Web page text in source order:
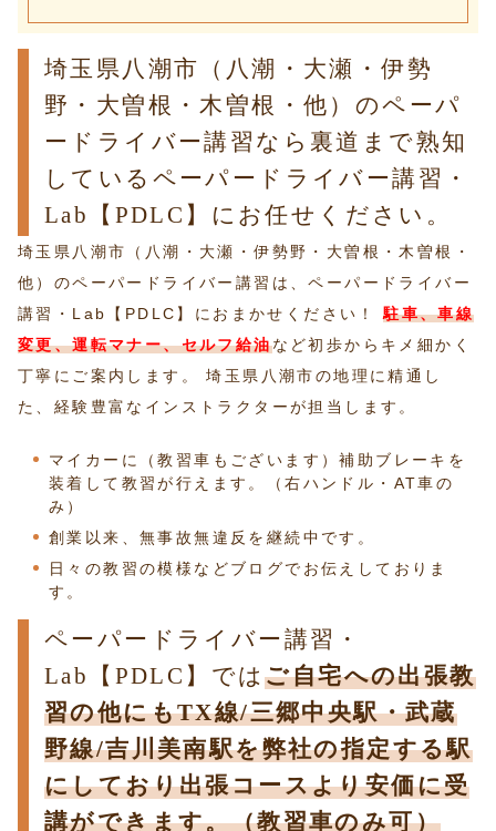
埼玉県八潮市（八潮・大瀬・伊勢
野・大曽根・木曽根・他）のペーパ
ードライバー講習なら裏道まで熟知
しているペーパードライバー講習・
Lab【PDLC】にお任せください。
埼玉県八潮市（八潮・大瀬・伊勢野・大曽根・木曽根・
他）のペーパードライバー講習は、ペーパードライバー
講習・Lab【PDLC】におまかせください！駐車、車線
変更、運転マナー、セルフ給油など初歩からキメ細かく
丁寧にご案内します。 埼玉県八潮市の地理に精通し
た、経験豊富なインストラクターが担当します。
マイカーに（教習車もございます）補助ブレーキを
装着して教習が行えます。（右ハンドル・AT車の
み）
創業以来、無事故無違反を継続中です。
日々の教習の模様などブログでお伝えしておりま
す。
ペーパードライバー講習・
Lab【PDLC】ではご自宅への出張教
習の他にもTX線/三郷中央駅・武蔵
野線/吉川美南駅を弊社の指定する駅
にしており出張コースより安価に受
講ができます。（教習車のみ可）